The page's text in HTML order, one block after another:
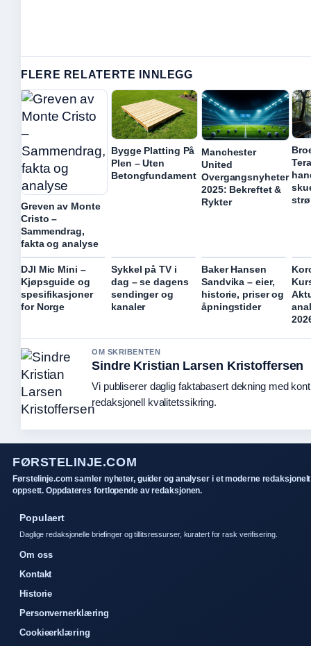
FLERE RELATERTE INNLEGG
Greven av Monte
Cristo –
Sammendrag,
fakta og analyse
Bygge Platting På
Plen – Uten
Betongfundament
Manchester
United
Overgangsnyheter
2025: Bekreftet &
Rykter
DJI Mic Mini –
Kjøpsguide og
spesifikasjoner
for Norge
Sykkel på TV i
dag – se dagens
sendinger og
kanaler
Baker Hansen
Sandvika – eier,
historie, priser og
åpningstider
OM SKRIBENTEN
Sindre Kristian Larsen Kristoffersen
Vi publiserer daglig faktabasert dekning med
redaksjonell kvalitetssikring.
FØRSTELINJE.COM
Førstelinje.com samler nyheter, guider og analyser i et moderne redaksjonelt
oppsett. Oppdateres fortlopende av redaksjonen.
Populaert
Daglige redaksjonelle briefinger og tillitsressurser, kuratert for rask verifisering.
Om oss
Kontakt
Historie
Personvernerklæring
Cookieerklæring